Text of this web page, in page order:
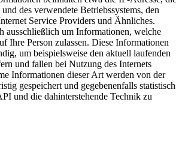
des verwendete Betriebssystems, den
Service Providers und Ähnliches.
ausschließlich um Informationen, welche
Ihre Person zulassen. Diese Informationen
um beispielsweise den aktuell laufenden
und fallen bei Nutzung des Internets
Informationen dieser Art werden von der
gespeichert und gegebenenfalls statistisch
und die dahinterstehende Technik zu